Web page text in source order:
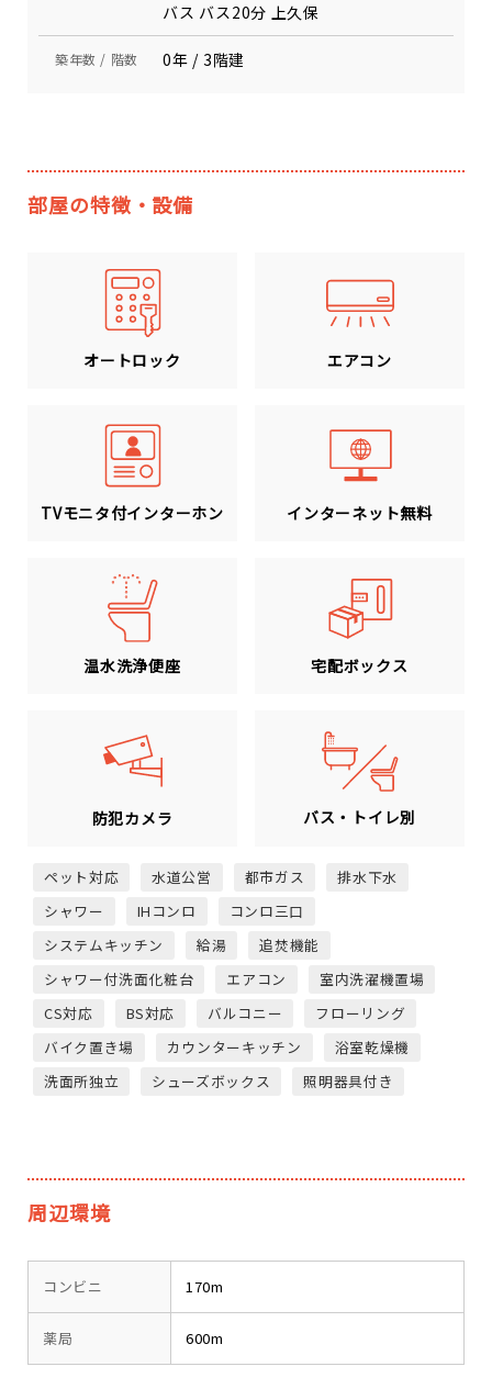
バス バス20分 上久保
築年数 / 階数 0年 / 3階建
部屋の特徴・設備
オートロック エアコン
TVモニタ付インターホン インターネット無料
温水洗浄便座 宅配ボックス
防犯カメラ バス・トイレ別
ペット対応 水道公営 都市ガス
排水下水
シャワー
IHコンロ
コンロ三口
システムキッチン
給湯
追焚機能
シャワー付洗面化粧台
エアコン
室内洗濯機置場
CS対応
BS対応 バルコニー
フローリング
バイク置き場
カウンターキッチン
浴室乾燥機
洗面所独立
シューズボックス 照明器具付き
周辺環境
コンビニ 170m
薬局 600m